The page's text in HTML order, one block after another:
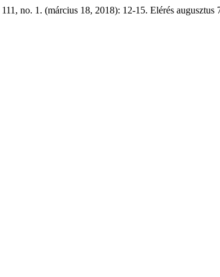
111, no. 1. (március 18, 2018): 12-15. Elérés augusztus